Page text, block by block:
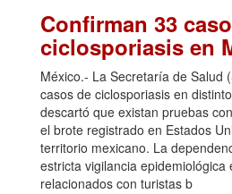
Confirman 33
ciclosporiasis en
México.- La Secretaría de Salud
casos de ciclosporiasis en
descartó que existan pruebas
el brote registrado en Estados
territorio mexicano. La
estricta vigilancia epidemiológica
relacionados con turistas b